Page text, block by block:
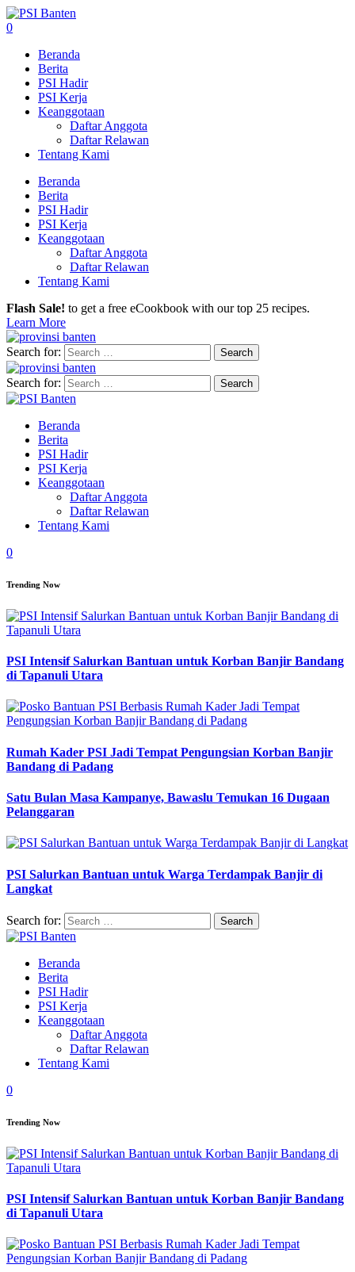
0
Beranda
Berita
PSI Hadir
PSI Kerja
Keanggotaan
Daftar Anggota
Daftar Relawan
Tentang Kami
Beranda
Berita
PSI Hadir
PSI Kerja
Keanggotaan
Daftar Anggota
Daftar Relawan
Tentang Kami
Flash Sale! to get a free eCookbook with our top 25 recipes.
Learn More
Search for:
Search for:
Beranda
Berita
PSI Hadir
PSI Kerja
Keanggotaan
Daftar Anggota
Daftar Relawan
Tentang Kami
0
Trending Now
PSI Intensif Salurkan Bantuan untuk Korban Banjir Bandang
di Tapanuli Utara
Rumah Kader PSI Jadi Tempat Pengungsian Korban Banjir
Bandang di Padang
Satu Bulan Masa Kampanye, Bawaslu Temukan 16 Dugaan
Pelanggaran
PSI Salurkan Bantuan untuk Warga Terdampak Banjir di
Langkat
Search for:
Beranda
Berita
PSI Hadir
PSI Kerja
Keanggotaan
Daftar Anggota
Daftar Relawan
Tentang Kami
0
Trending Now
PSI Intensif Salurkan Bantuan untuk Korban Banjir Bandang
di Tapanuli Utara